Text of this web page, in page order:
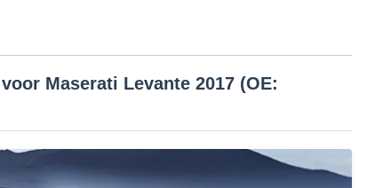
Maserati Levante 2017 (OE: